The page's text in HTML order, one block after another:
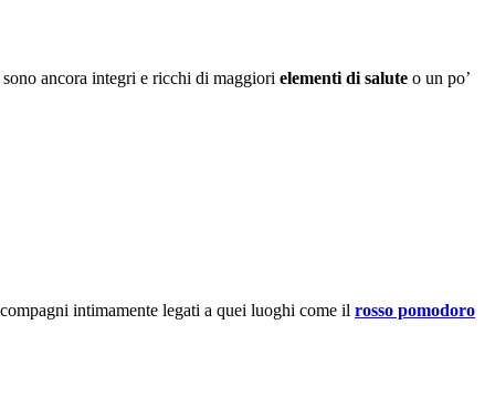
ancora integri e ricchi di maggiori elementi di salute o un po’
intimamente legati a quei luoghi come il rosso pomodoro